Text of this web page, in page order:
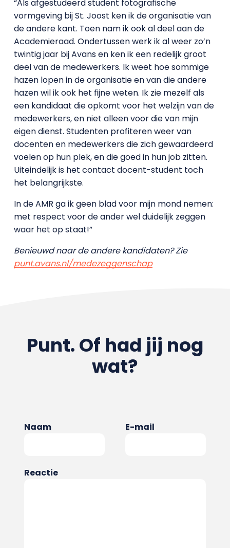
“Als afgestudeerd student fotografische
vormgeving bij St. Joost ken ik de organisatie van
de andere kant. Toen nam ik ook al deel aan de
Academieraad. Ondertussen werk ik al weer zo’n
twintig jaar bij Avans en ken ik een redelijk groot
deel van de medewerkers. Ik weet hoe sommige
hazen lopen in de organisatie en van die andere
hazen wil ik ook het fijne weten. Ik zie mezelf als
een kandidaat die opkomt voor het welzijn van de
medewerkers, en niet alleen voor die van mijn
eigen dienst. Studenten profiteren weer van
docenten en medewerkers die zich gewaardeerd
voelen op hun plek, en die goed in hun job zitten.
Uiteindelijk is het contact docent-student toch
het belangrijkste.
In de AMR ga ik geen blad voor mijn mond nemen:
met respect voor de ander wel duidelijk zeggen
waar het op staat!”
Benieuwd naar de andere kandidaten? Zie
punt.avans.nl/medezeggenschap
Punt. Of had jij nog
wat?
Naam E-mail
Reactie